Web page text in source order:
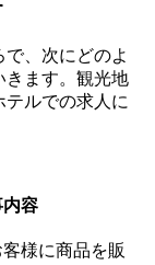
、次にどのよ
きます。観光地
テルでの求人に
容
様に商品を販